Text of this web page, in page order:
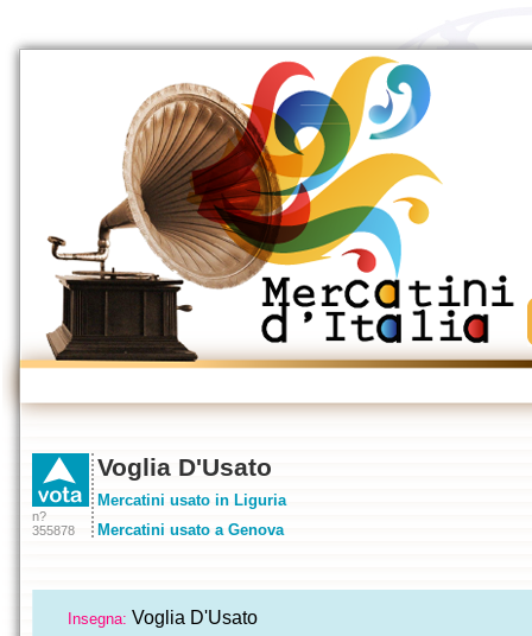
n?
355878
Voglia D'Usato
Mercatini usato in Liguria
Mercatini usato a Genova
Insegna: Voglia D'Usato